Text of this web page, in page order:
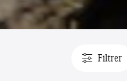
Filtrer